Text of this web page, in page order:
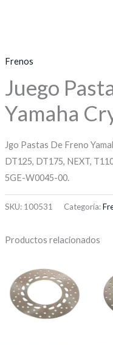
Frenos
Juego
Yamaha
Jgo Pastas De Freno
DT125, DT175, NEXT,
5GE-W0045-00.
SKU: 100531 Categoría:
Productos relacionados